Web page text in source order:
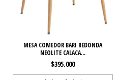
MESA COMEDOR BARI REDONDA
NEOLITE CALACA...
$395.000